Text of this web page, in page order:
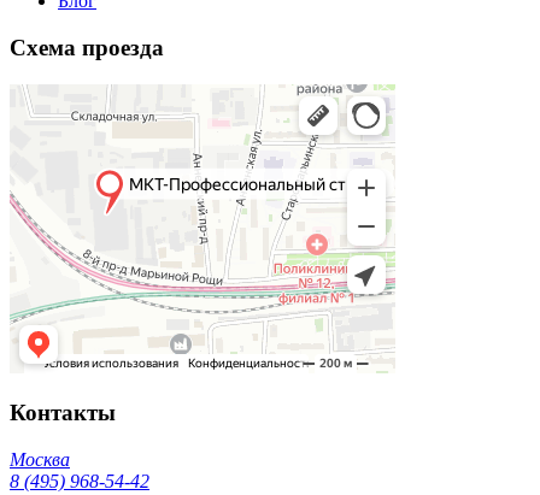
Схема проезда
Контакты
Москва
8 (495) 968-54-42